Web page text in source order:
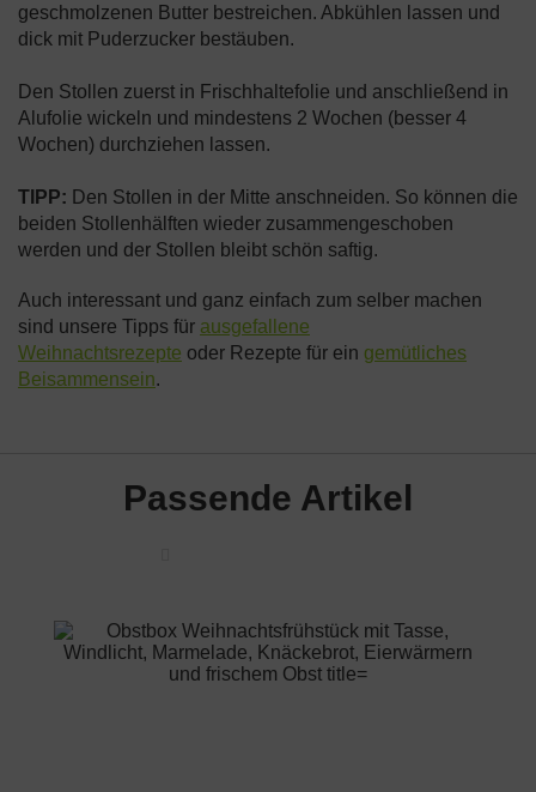
geschmolzenen Butter bestreichen. Abkühlen lassen und
dick mit Puderzucker bestäuben.
Den Stollen zuerst in Frischhaltefolie und anschließend in
Alufolie wickeln und mindestens 2 Wochen (besser 4
Wochen) durchziehen lassen.
TIPP: Den Stollen in der Mitte anschneiden. So können die
beiden Stollenhälften wieder zusammengeschoben
werden und der Stollen bleibt schön saftig.
Auch interessant und ganz einfach zum selber machen
sind unsere Tipps für ausgefallene
Weihnachtsrezepte oder Rezepte für ein gemütliches
Beisammensein.
Passende Artikel